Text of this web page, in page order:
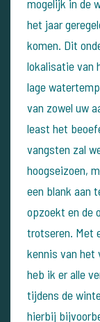
mogelijk in de
het jaar
komen. Dit
lokalisatie van
lage
van zowel uw
least het
vangsten zal
hoogseizoen,
een blank aan
opzoekt en de
trotseren. Met
kennis van het
heb ik er alle
tijdens de
hierbij